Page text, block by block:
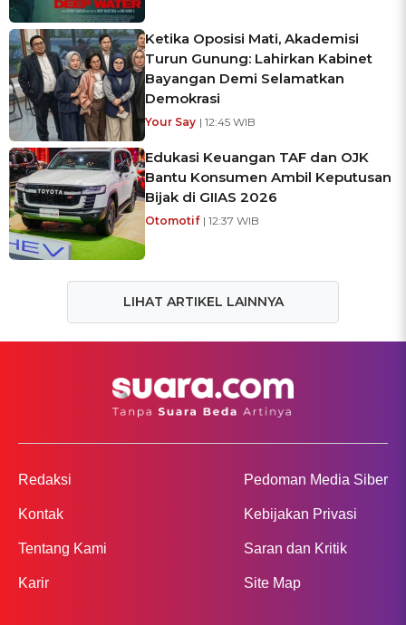
Ketika Oposisi Mati, Akademisi
Turun Gunung: Lahirkan Kabinet
Bayangan Demi Selamatkan
Demokrasi
Your Say | 12:45 WIB
Edukasi Keuangan TAF dan OJK
Bantu Konsumen Ambil Keputusan
Bijak di GIIAS 2026
Otomotif | 12:37 WIB
LIHAT ARTIKEL LAINNYA
Redaksi
Kontak
Tentang Kami
Karir
Pedoman Media Siber
Kebijakan Privasi
Saran dan Kritik
Site Map